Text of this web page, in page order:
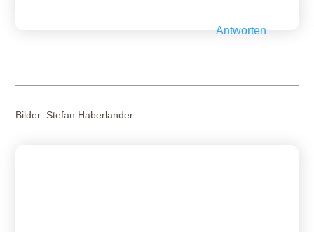
Antworten
Bilder: Stefan Haberlander